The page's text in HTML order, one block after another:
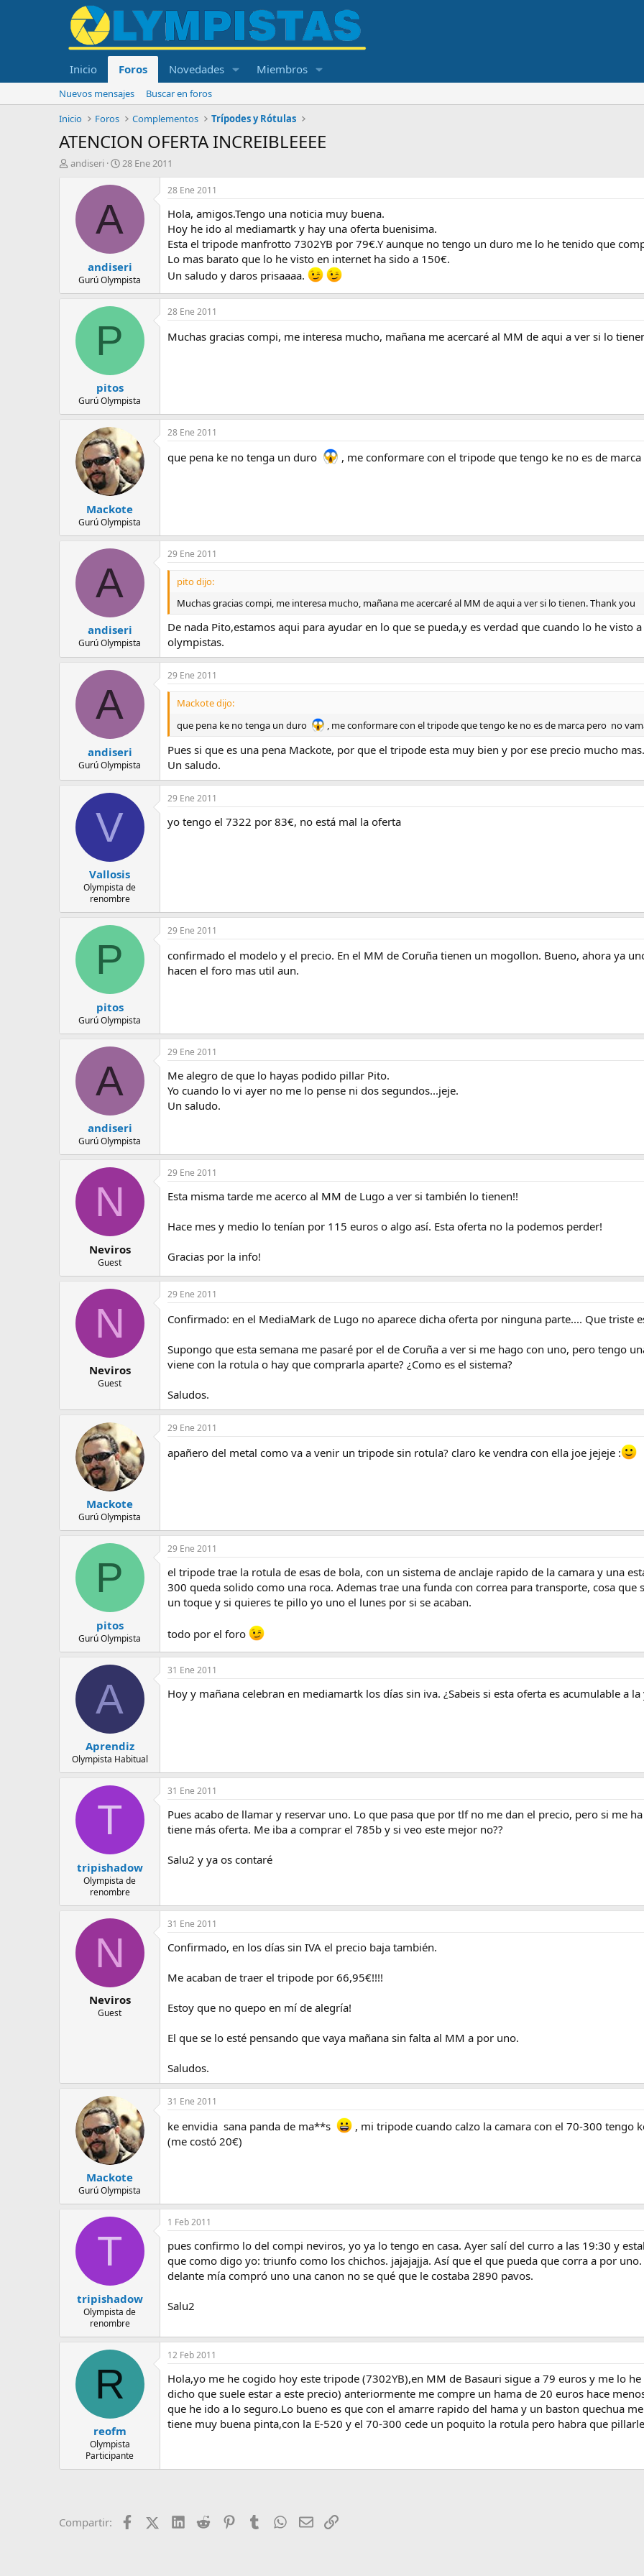
Inicio Foros Novedades Miembros
Nuevos mensajes
Buscar en foros
Inicio
Foros Complementos Trípodes y Rótulas
ATENCION OFERTA INCREIBLEEEE
I
e
m
andiseri
F
c
d
i
n
i
c
28 Ene 2011
A
andiseri
Gurú Olympista
28 Ene 2011
Hola, amigos.Tengo una noticia muy buena.
Hoy he ido al mediamartk y hay una oferta buenisima.
Esta el tripode manfrotto 7302YB por 79€.Y aunque no tengo un duro me lo he tenido que
Lo mas barato que lo he visto en internet ha sido a 150€.
Un saludo y daros prisaaaa.
P
pitos
Gurú Olympista
28 Ene 2011
Muchas gracias compi, me interesa mucho, mañana me acercaré al MM de aqui a ver si lo
Mackote
Gurú Olympista
28 Ene 2011
que pena ke no tenga un duro , me conformare con el tripode que tengo ke no es de
A
andiseri
Gurú Olympista
29 Ene 2011
pito dijo:
Muchas gracias compi, me interesa mucho, mañana me acercaré al MM de aqui a ver si lo tienen. Thank you
De nada Pito,estamos aqui para ayudar en lo que se pueda,y es verdad que cuando lo he visto
olympistas.
A
andiseri
Gurú Olympista
29 Ene 2011
Mackote dijo:
que pena ke no tenga un duro
, me conformare con el tripode que tengo ke no es de marca pero no
Pues si que es una pena Mackote, por que el tripode esta muy bien y por ese precio mucho mas.
Un saludo.
V
Vallosis
Olympista de
renombre
29 Ene 2011
yo tengo el 7322 por 83€, no está mal la oferta
P
pitos
Gurú Olympista
29 Ene 2011
confirmado el modelo y el precio. En el MM de Coruña tienen un mogollon. Bueno, ahora ya
hacen el foro mas util aun.
A
andiseri
Gurú Olympista
29 Ene 2011
Me alegro de que lo hayas podido pillar Pito.
Yo cuando lo vi ayer no me lo pense ni dos segundos...jeje.
Un saludo.
N
Neviros
Guest
29 Ene 2011
Esta misma tarde me acerco al MM de Lugo a ver si también lo tienen!!
Hace mes y medio lo tenían por 115 euros o algo así. Esta oferta no la podemos perder!
Gracias por la info!
N
Neviros
Guest
29 Ene 2011
Confirmado: en el MediaMark de Lugo no aparece dicha oferta por ninguna parte.... Que triste
Supongo que esta semana me pasaré por el de Coruña a ver si me hago con uno, pero tengo
viene con la rotula o hay que comprarla aparte? ¿Como es el sistema?
Saludos.
Mackote
Gurú Olympista
29 Ene 2011
apañero del metal como va a venir un tripode sin rotula? claro ke vendra con ella joe jejeje :
P
pitos
Gurú Olympista
29 Ene 2011
el tripode trae la rotula de esas de bola, con un sistema de anclaje rapido de la camara y una
300 queda solido como una roca. Ademas trae una funda con correa para transporte, cosa que
un toque y si quieres te pillo yo uno el lunes por si se acaban.
todo por el foro
A
Aprendiz
Olympista Habitual
31 Ene 2011
Hoy y mañana celebran en mediamartk los días sin iva. ¿Sabeis si esta oferta es acumulable a
T
tripishadow
Olympista de
renombre
31 Ene 2011
Pues acabo de llamar y reservar uno. Lo que pasa que por tlf no me dan el precio, pero si me
tiene más oferta. Me iba a comprar el 785b y si veo este mejor no??
Salu2 y ya os contaré
N
Neviros
Guest
31 Ene 2011
Confirmado, en los días sin IVA el precio baja también.
Me acaban de traer el tripode por 66,95€!!!!
Estoy que no quepo en mí de alegría!
El que se lo esté pensando que vaya mañana sin falta al MM a por uno.
Saludos.
Mackote
Gurú Olympista
31 Ene 2011
ke envidia sana panda de ma**s
, mi tripode cuando calzo la camara con el 70-300 tengo
(me costó 20€)
T
tripishadow
Olympista de
renombre
1 Feb 2011
pues confirmo lo del compi neviros, yo ya lo tengo en casa. Ayer salí del curro a las 19:30 y
que como digo yo: triunfo como los chichos. jajajajja. Así que el que pueda que corra a por
delante mía compró uno una canon no se qué que le costaba 2890 pavos.
Salu2
R
reofm
Olympista
Participante
12 Feb 2011
Hola,yo me he cogido hoy este tripode (7302YB),en MM de Basauri sigue a 79 euros y me lo
dicho que suele estar a este precio) anteriormente me compre un hama de 20 euros hace
que he ido a lo seguro.Lo bueno es que con el amarre rapido del hama y un baston quechua
tiene muy buena pinta,con la E-520 y el 70-300 cede un poquito la rotula pero habra que
Compartir: FacebookX (Twitter)
LinkedIn
Reddit PinterestTumblrWhatsApp
EmailEnlace